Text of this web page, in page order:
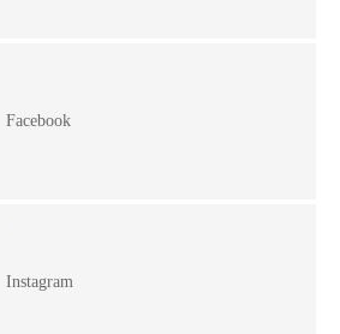
Facebook
Instagram